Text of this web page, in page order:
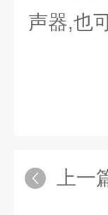
声器,也
上一